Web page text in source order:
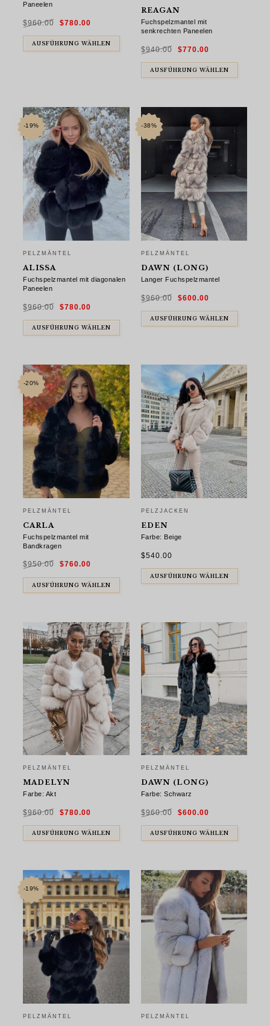
Paneelen
$960.00
Ursprünglicher
Preis
$960.00
$780.00
$780.00.
AUSFÜHRUNG WÄHLEN
REAGAN
Fuchspelzmantel mit
senkrechten Paneelen
$940.00
Ursprünglicher
Preis
$940.00
$770.00Preis
$770.00.
AUSFÜHRUNG WÄHLEN
-19%
PELZMÄNTEL
ALISSA
Fuchspelzmantel mit diagonalen
Paneelen
$960.00
Ursprünglicher
Preis
$960.00
$780.00
$780.00.
AUSFÜHRUNG WÄHLEN
-38%
PELZMÄNTEL
DAWN (LONG)
Langer Fuchspelzmantel
$960.00
Ursprünglicher
Preis
$960.00
$600.00Preis
$600.00.
AUSFÜHRUNG WÄHLEN
-20%
PELZMÄNTEL
CARLA
Fuchspelzmantel mit
Bandkragen
$950.00
Ursprünglicher
Preis
$950.00
$760.00
$760.00.
AUSFÜHRUNG WÄHLEN
PELZJACKEN
EDEN
Farbe: Beige
$540.00
AUSFÜHRUNG WÄHLEN
PELZMÄNTEL
MADELYN
Farbe: Akt
$960.00
Ursprünglicher
Preis
$960.00
$780.00
$780.00.
AUSFÜHRUNG WÄHLEN
PELZMÄNTEL
DAWN (LONG)
Farbe: Schwarz
$960.00
Ursprünglicher
Preis
$960.00
$600.00Preis
$600.00.
AUSFÜHRUNG WÄHLEN
-19%
PELZMÄNTEL PELZMÄNTEL